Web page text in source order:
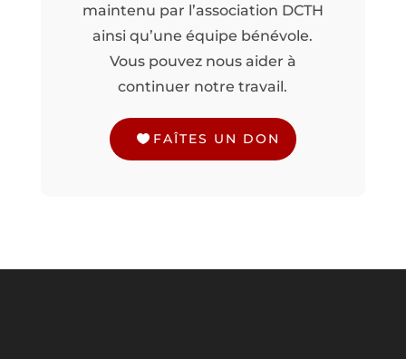
maintenu par l’association DCTH
ainsi qu’une équipe bénévole.
Vous pouvez nous aider à
continuer notre travail.
FAÎTES UN DON